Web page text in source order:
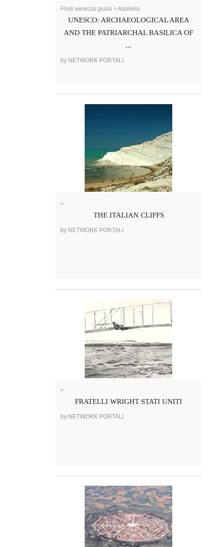
Friuli venezia giulia > Aquileia
UNESCO: ARCHAEOLOGICAL AREA
AND THE PATRIARCHAL BASILICA OF
...
by NETWORK PORTALI
>
THE ITALIAN CLIFFS
by NETWORK PORTALI
>
FRATELLI WRIGHT STATI UNITI
by NETWORK PORTALI